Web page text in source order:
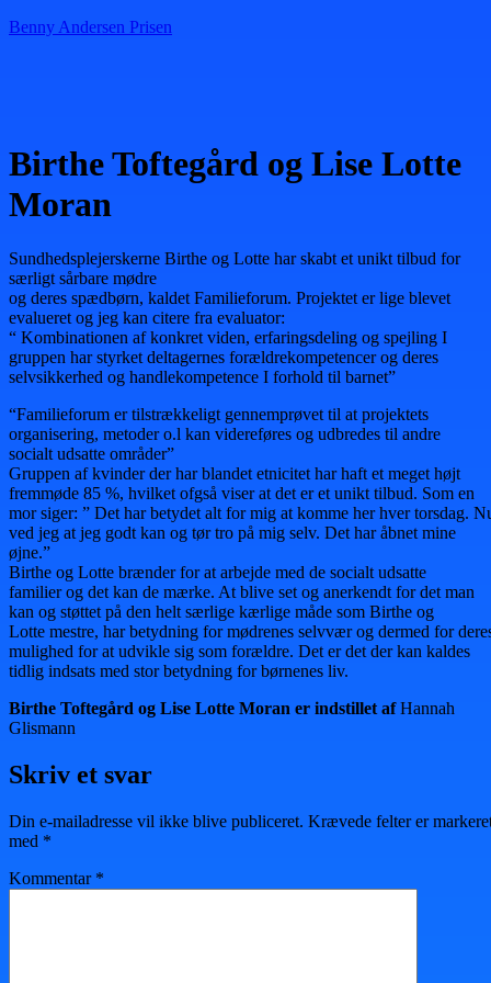
Benny Andersen Prisen
Birthe Toftegård og Lise Lotte
Moran
Sundhedsplejerskerne Birthe og Lotte har skabt et unikt tilbud for
særligt sårbare mødre
og deres spædbørn, kaldet Familieforum. Projektet er lige blevet
evalueret og jeg kan citere fra evaluator:
“ Kombinationen af konkret viden, erfaringsdeling og spejling I
gruppen har styrket deltagernes forældrekompetencer og deres
selvsikkerhed og handlekompetence I forhold til barnet”
“Familieforum er tilstrækkeligt gennemprøvet til at projektets
organisering, metoder o.l kan videreføres og udbredes til andre
socialt udsatte områder”
Gruppen af kvinder der har blandet etnicitet har haft et meget højt
fremmøde 85 %, hvilket ofgså viser at det er et unikt tilbud. Som en
mor siger: ” Det har betydet alt for mig at komme her hver torsdag.
ved jeg at jeg godt kan og tør tro på mig selv. Det har åbnet mine
øjne.”
Birthe og Lotte brænder for at arbejde med de socialt udsatte
familier og det kan de mærke. At blive set og anerkendt for det man
kan og støttet på den helt særlige kærlige måde som Birthe og
Lotte mestre, har betydning for mødrenes selvvær og dermed for
mulighed for at udvikle sig som forældre. Det er det der kan kaldes
tidlig indsats med stor betydning for børnenes liv.
Birthe Toftegård og Lise Lotte Moran er indstillet afHannah
Glismann
Skriv et svar
Din e-mailadresse vil ikke blive publiceret. Krævede felter er
med *
Kommentar *